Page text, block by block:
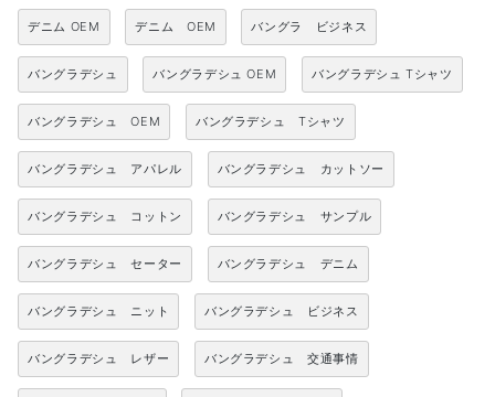
デニム OEM デニム OEM バングラ ビジネス
バングラデシュ バングラデシュ OEM バングラデシュ Tシャツ
バングラデシュ OEM バングラデシュ Tシャツ
バングラデシュ アパレル バングラデシュ カットソー
バングラデシュ コットン バングラデシュ サンプル
バングラデシュ セーター バングラデシュ デニム
バングラデシュ ニット バングラデシュ ビジネス
バングラデシュ レザー バングラデシュ 交通事情